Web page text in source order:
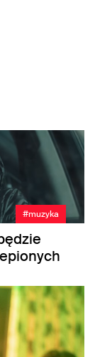
#muzyka